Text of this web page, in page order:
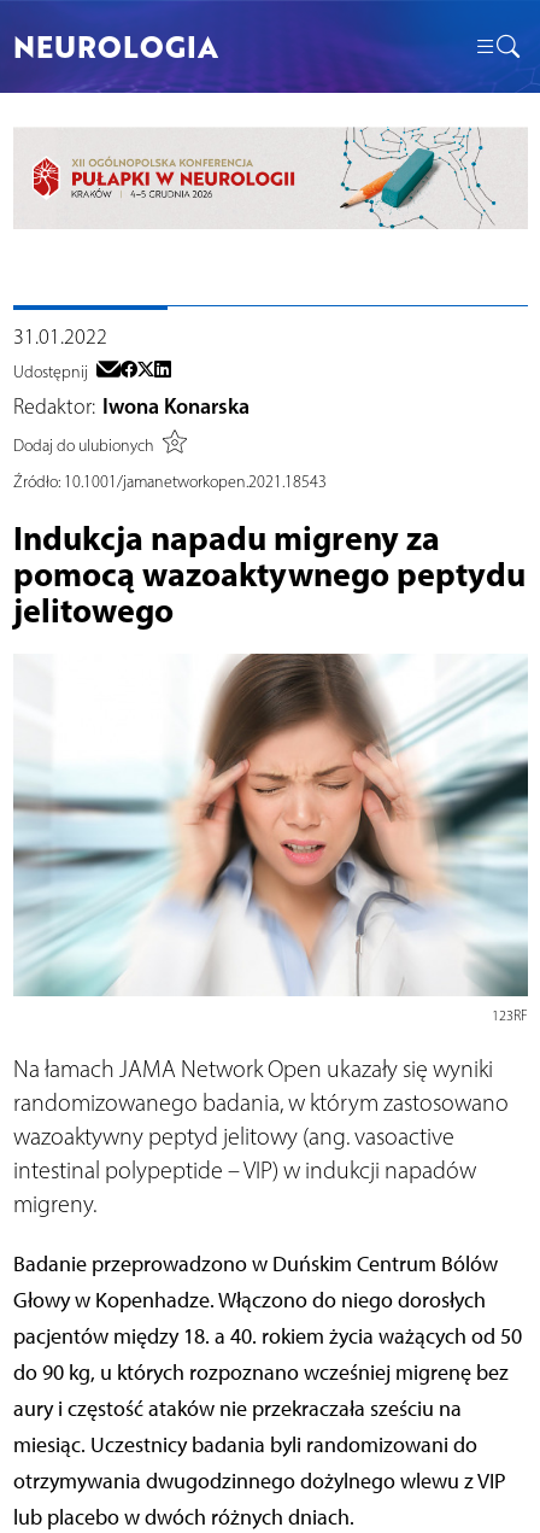
NEUROLOGIA
31.01.2022
Udostępnij
Redaktor: Iwona Konarska
Dodaj do ulubionych
Źródło:10.1001/jamanetworkopen.2021.18543
Indukcja napadu migreny za
pomocą wazoaktywnego peptydu
jelitowego
123RF
Na łamach JAMA Network Open ukazały się wyniki
randomizowanego badania, w którym zastosowano
wazoaktywny peptyd jelitowy (ang. vasoactive
intestinal polypeptide – VIP) w indukcji napadów
migreny.
Badanie przeprowadzono w Duńskim Centrum Bólów
Głowy w Kopenhadze. Włączono do niego dorosłych
pacjentów między 18. a 40. rokiem życia ważących od 50
do 90 kg, u których rozpoznano wcześniej migrenę bez
aury i częstość ataków nie przekraczała sześciu na
miesiąc. Uczestnicy badania byli randomizowani do
otrzymywania dwugodzinnego dożylnego wlewu z VIP
lub placebo w dwóch różnych dniach.